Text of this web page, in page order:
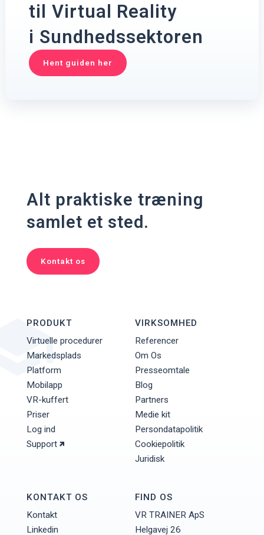
til Virtual Reality
i Sundhedssektoren
Hent guiden her
Alt praktiske træning
samlet et sted.
Kontakt os
PRODUKT
Virtuelle procedurer
Markedsplads
Platform
Mobilapp
VR-kuffert
Priser
Log ind
Support
VIRKSOMHED
Referencer
Om Os
Presseomtale
Blog
Partners
Medie kit
Persondatapolitik
Cookiepolitik
Juridisk
KONTAKT OS
Kontakt
Linkedin
FIND OS
VR TRAINER ApS
Helgavej 26